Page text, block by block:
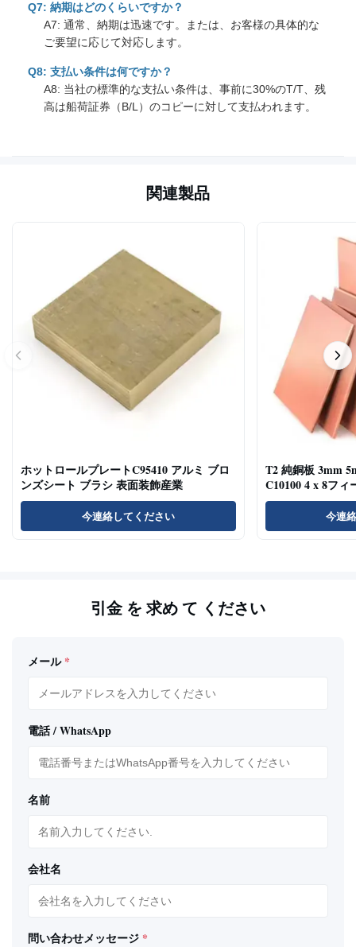
Q7: 納期はどのくらいですか？
A7: 通常、納期は迅速です。または、お客様の具体的な
ご要望に応じて対応します。
Q8: 支払い条件は何ですか？
A8: 当社の標準的な支払い条件は、事前に30%のT/T、残
高は船荷証券（B/L）のコピーに対して支払われます。
関連製品
ホットロールプレートC95410 アルミ ブロ
ンズシート ブラシ 表面装飾産業
今連絡してください
T2 純銅板 3mm
C10100 4 x 8フィ
今連
引金 を 求め て ください
メール *
電話 / WhatsApp
名前
会社名
問い合わせメッセージ *